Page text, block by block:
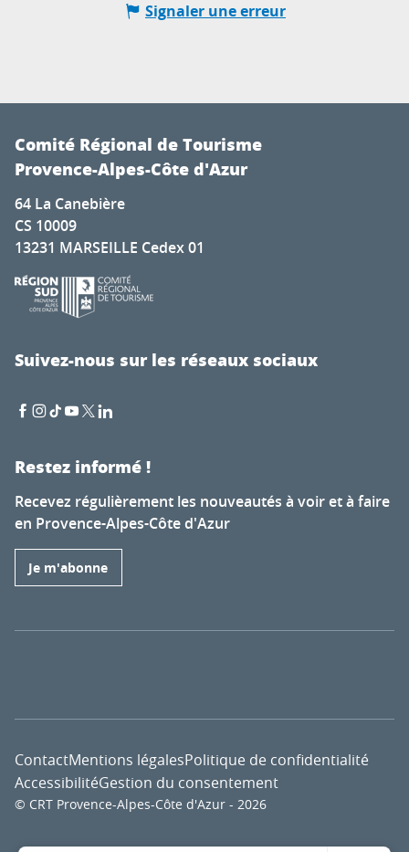
Signaler une erreur
Comité Régional de Tourisme
Provence-Alpes-Côte d'Azur
64 La Canebière
CS 10009
13231 MARSEILLE Cedex 01
Suivez-nous sur les réseaux sociaux
Restez informé !
Recevez régulièrement les nouveautés à voir et à faire
en Provence-Alpes-Côte d'Azur
Je m'abonne
© CRT Provence-Alpes-Côte d'Azur - 2026
ContactMentions légalesPolitique de confidentialité
AccessibilitéGestion du consentement